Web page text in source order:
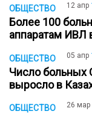
ОБЩЕСТВО 12 апр
Более 100
аппаратам ИВЛ
ОБЩЕСТВО 05 апр
Число больных
выросло в
ОБЩЕСТВО 26 мар